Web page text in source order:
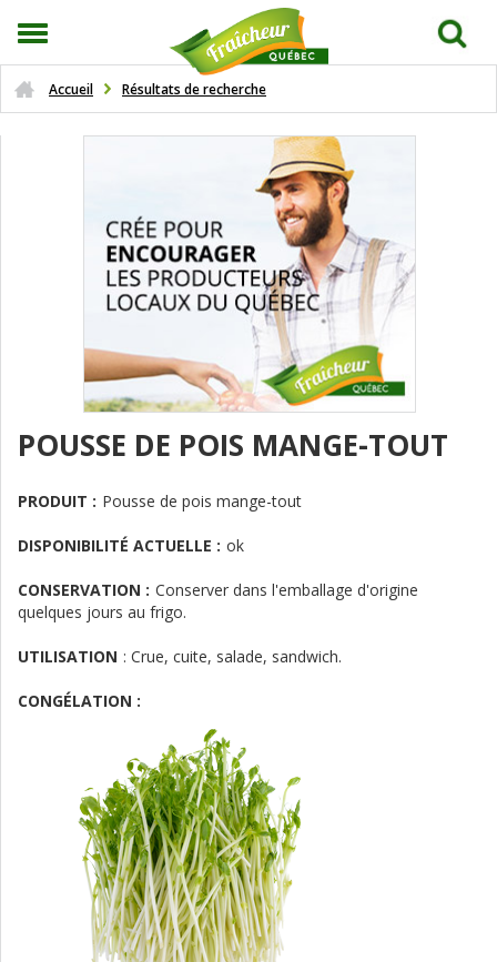
Accueil Résultats de recherche
POUSSE DE POIS MANGE-TOUT
PRODUIT : Pousse de pois mange-tout
DISPONIBILITÉ ACTUELLE : ok
CONSERVATION : Conserver dans l'emballage d'origine
quelques jours au frigo.
UTILISATION : Crue, cuite, salade, sandwich.
CONGÉLATION :